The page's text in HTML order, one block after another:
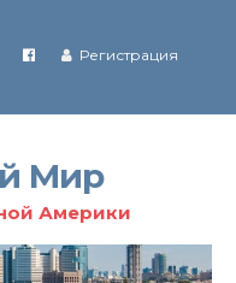
Регистрация
Мир
Америки